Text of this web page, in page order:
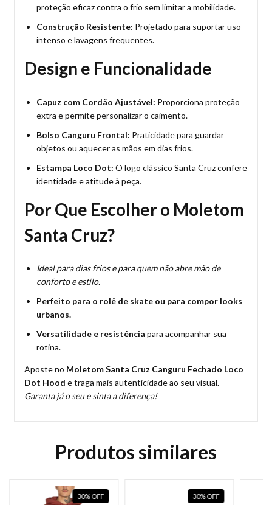
proteção eficaz contra o frio sem limitar a mobilidade.
Construção Resistente: Projetado para suportar uso
intenso e lavagens frequentes.
Design e Funcionalidade
Capuz com Cordão Ajustável: Proporciona proteção
extra e permite personalizar o caimento.
Bolso Canguru Frontal: Praticidade para guardar
objetos ou aquecer as mãos em dias frios.
Estampa Loco Dot: O logo clássico Santa Cruz confere
identidade e atitude à peça.
Por Que Escolher o Moletom
Santa Cruz?
Ideal para dias frios e para quem não abre mão de
conforto e estilo.
Perfeito para o rolê de skate ou para compor looks
urbanos.
Versatilidade e resistência para acompanhar sua
rotina.
Aposte no Moletom Santa Cruz Canguru Fechado Loco
Dot Hood e traga mais autenticidade ao seu visual.
Garanta já o seu e sinta a diferença!
Produtos similares
30%OFF 30%OFF